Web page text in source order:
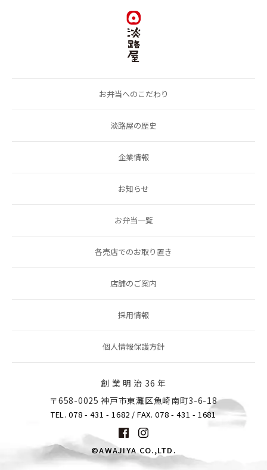
お弁当へのこだわり
淡路屋の歴史
企業情報
お知らせ
お弁当一覧
各売店でのお取り置き
店舗のご案内
採用情報
個人情報保護方針
創 業 明 治 36 年
〒658-0025 神戸市東灘区魚崎南町3-6-18
TEL. 078 - 431 - 1682 / FAX. 078 - 431 - 1681
©AWAJIYA CO.,LTD.